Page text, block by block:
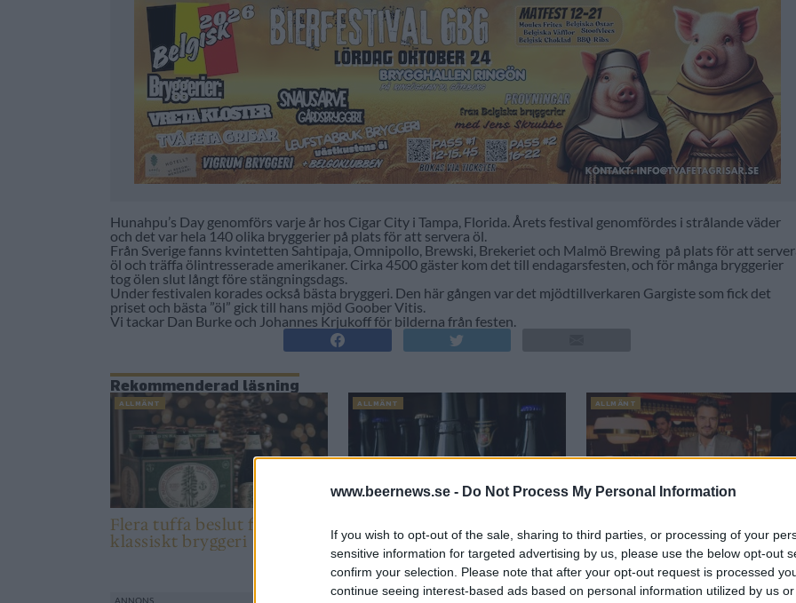
www.beernews.se - Do Not Process My Personal Information
If you wish to opt-out of the sale, sharing to third parties, or processing of your
sensitive information for targeted advertising by us, please use the below opt-out
confirm your selection. Please note that after your opt-out request is processed
continue seeing interest-based ads based on personal information utilized by us
Hunahpu’s Day genomförs varje år hos Cigar City i Tampa, Florida. Årets festival genomfördes i strålande väder
och det var hela 140 olika bryggerier på plats för att servera öl.
Från Sverige fanns kvintetten Sahtipaja, Omnipollo, Brewski, Brekeriet och Malmö Brewing på plats för att
öl och träffa ölintresserade amerikaner. Cirka 4500 gäster kom det till endagarsfesten, och för många bryggerier
tog ölen slut långt före stängningsdags.
Under festivalen korades också bästa bryggeri. Den här gången var det mjödtillverkaren Gargiste som fick det
priset och bästa ”öl” gick till hans mjöd Goober Vitis.
Vi tackar Dan Burke och Johannes Krjukoff för bilderna från festen.
Rekommenderad läsning
ALLMÄNT
Flera tuffa beslut för
klassiskt bryggeri
ALLMÄNT
Kultölet för dyrt – ska bli
mer tillgängligt
ALLMÄNT
Kändis ska lyfta tjeckiska
ölet